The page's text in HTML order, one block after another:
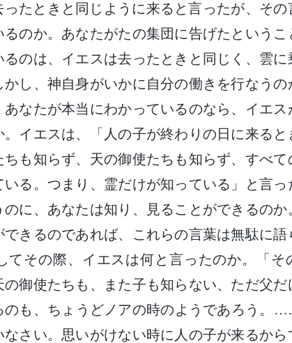
たときと同じように来ると言ったが、その
のか。あなたがたの集団に告げたというこ
のは、イエスは去ったときと同じく、雲に
し、神自身がいかに自分の働きを行なうの
なたが本当にわかっているのなら、イエス
イエスは、「人の子が終わりの日に来ると
も知らず、天の御使たちも知らず、すべて
る。つまり、霊だけが知っている」と言っ
に、あなたは知り、見ることができるのか
きるのであれば、これらの言葉は無駄に語
てその際、イエスは何と言ったのか。「そ
御使たちも、また子も知らない、ただ父だ
のも、ちょうどノアの時のようであろう。
さい。思いがけない時に人の子が来るから